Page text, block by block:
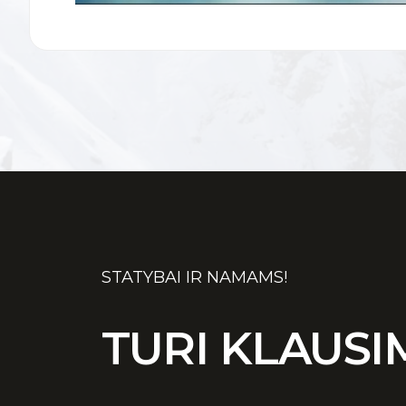
STATYBAI IR NAMAMS!
TURI